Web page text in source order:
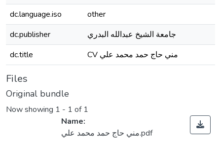
dc.language.iso
other
dc.publisher
جامعة الشيخ عبدالله البدري
dc.title
CV مني حاج حمد محمد علي
Files
Original bundle
Now showing 1 - 1 of 1
Name:
مني حاج حمد محمد علي.pdf